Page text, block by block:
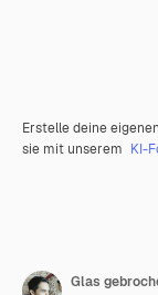
Erstelle deine
sie mit unserem KI-
Glas